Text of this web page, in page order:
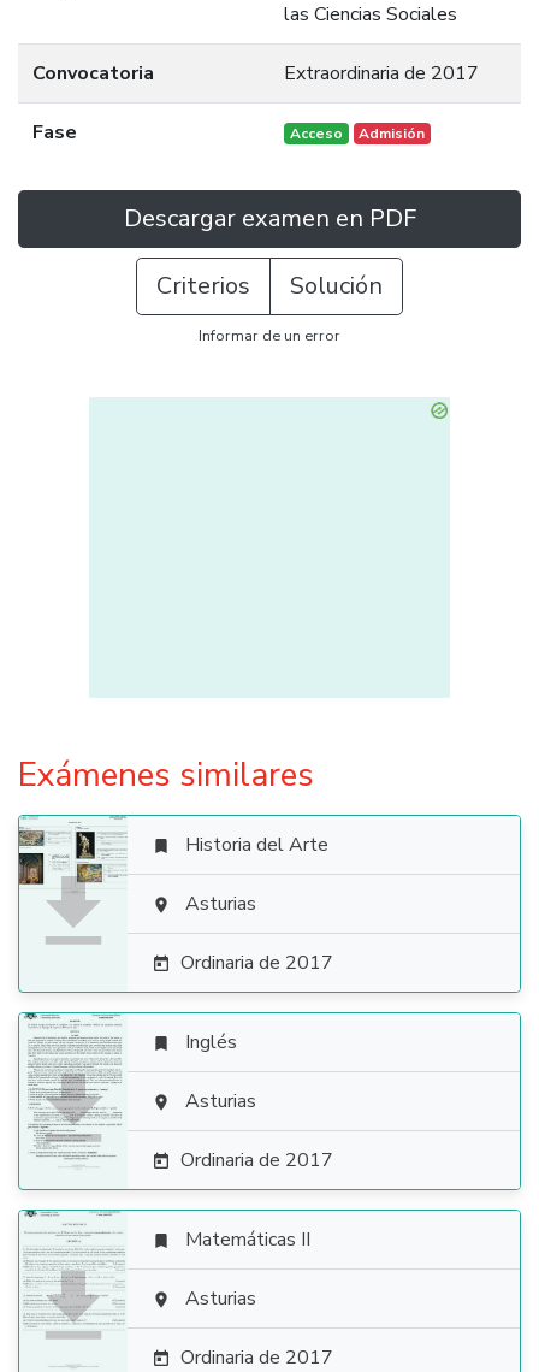
las Ciencias Sociales
Convocatoria Extraordinaria de 2017
Fase Acceso Admisión
Descargar examen en PDF
Criterios Solución
Informar de un error
Exámenes similares

 Historia del Arte
 Asturias
 Ordinaria de 2017

 Inglés
 Asturias
 Ordinaria de 2017

 Matemáticas II
 Asturias
 Ordinaria de 2017